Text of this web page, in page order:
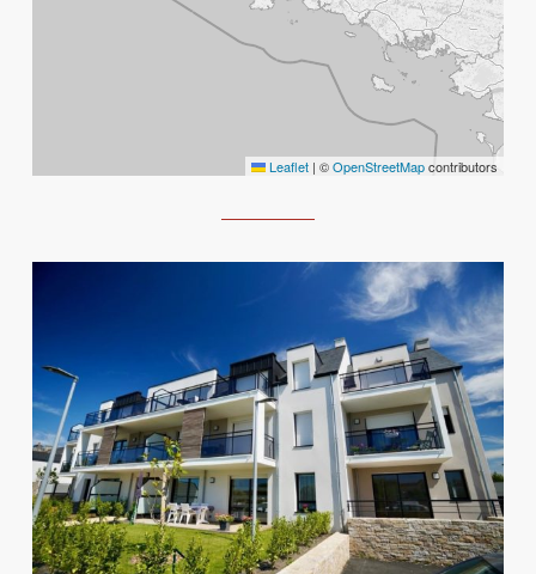
Leaflet | ©OpenStreetMapcontributors